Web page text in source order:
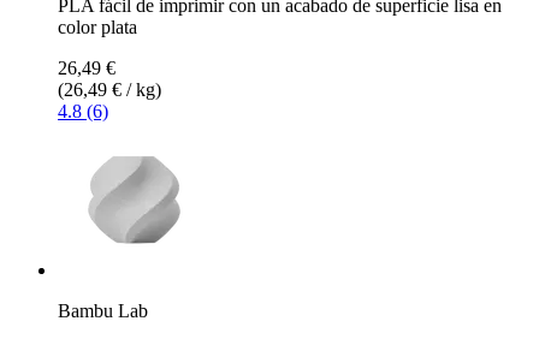
PLA fácil de imprimir con un acabado de superficie lisa en
color plata
26,49 €
(26,49 € / kg)
4.8 (6)
Bambu Lab